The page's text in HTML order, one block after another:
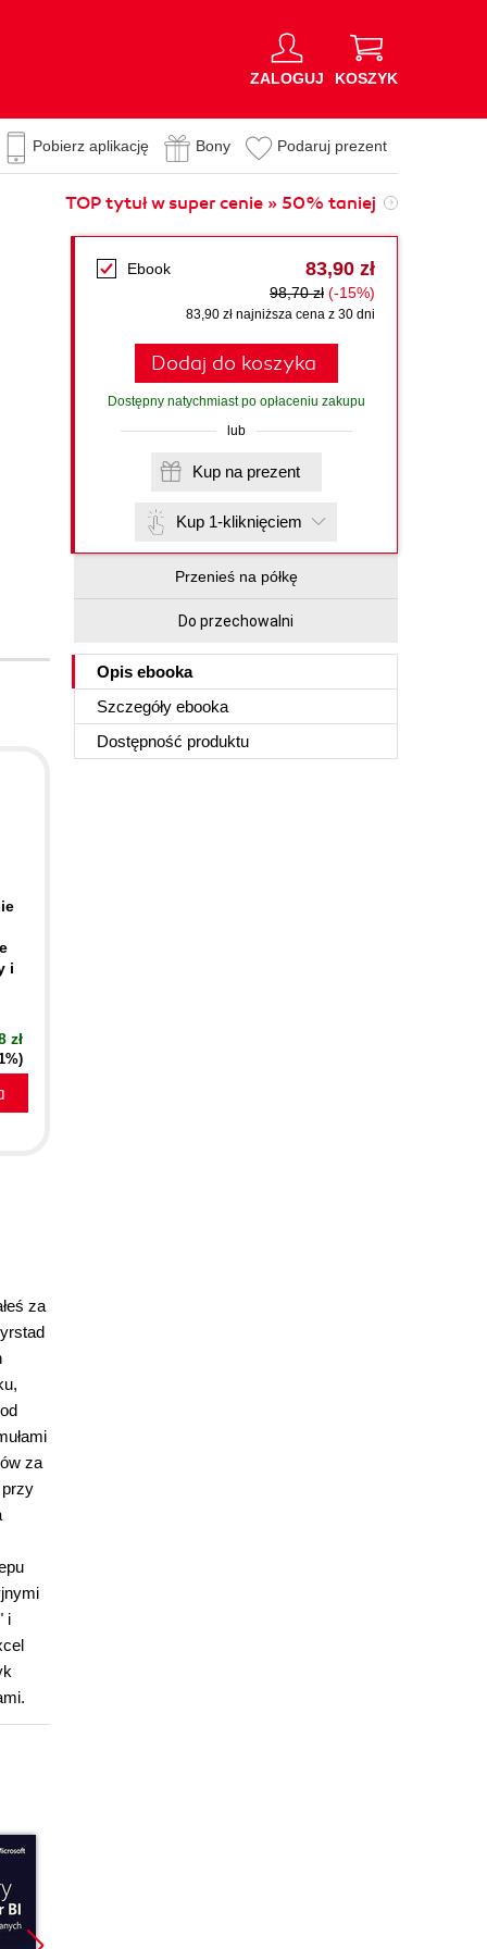
ZALOGUJ KOSZYK
Pobierz aplikację Bony Podaruj prezent
TOP tytuł w super cenie » 50% taniej
Ebook 83,90 zł
98,70 zł (-15%)
83,90 zł najniższa cena z 30 dni
Dodaj do koszyka
Dostępny natychmiast po opłaceniu zakupu
lub
Kup na prezent
Kup 1-kliknięciem
Przenieś na półkę
Do przechowalni
Opis ebooka
Szczegóły ebooka
Dostępność produktu
i
zł
za
za
przy
i